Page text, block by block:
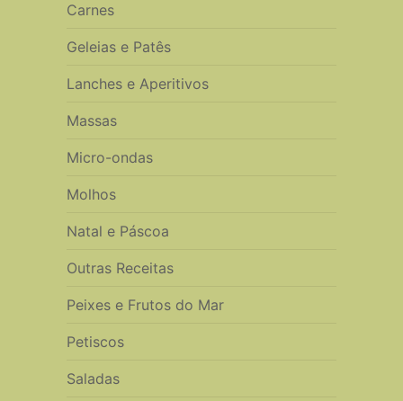
Carnes
Geleias e Patês
Lanches e Aperitivos
Massas
Micro-ondas
Molhos
Natal e Páscoa
Outras Receitas
Peixes e Frutos do Mar
Petiscos
Saladas